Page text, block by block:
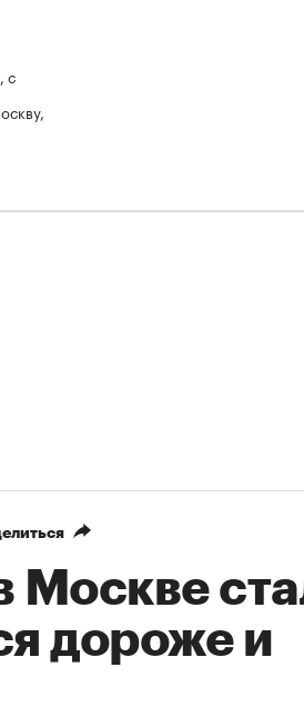
с
Москве
дороже и